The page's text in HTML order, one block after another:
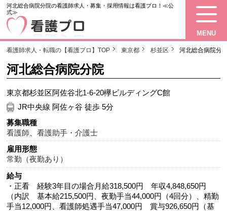
河北総合病院分院の看護師求人・募集・採用情報は看護プロ！≪公
式≫
MENU
看護師求人・転職の【看護プロ】TOP 東京都 杉並区 河北総合病院分
河北総合病院分院
東京都杉並区阿佐谷北1-6-20欅ビルディングC館
JR中央線 阿佐ヶ谷 徒歩 5分
募集職種
看護師 、看護助手・介護士
雇用形態
常勤（夜勤あり）
給与
・正看 経験3年目の場合月給318,500円 年収4,848,650円
（内訳 基本給215,500円、夜勤手当44,000円（4回分）、精勤
手当12,000円、看護師処遇手当47,000円 賞与926,650円（基